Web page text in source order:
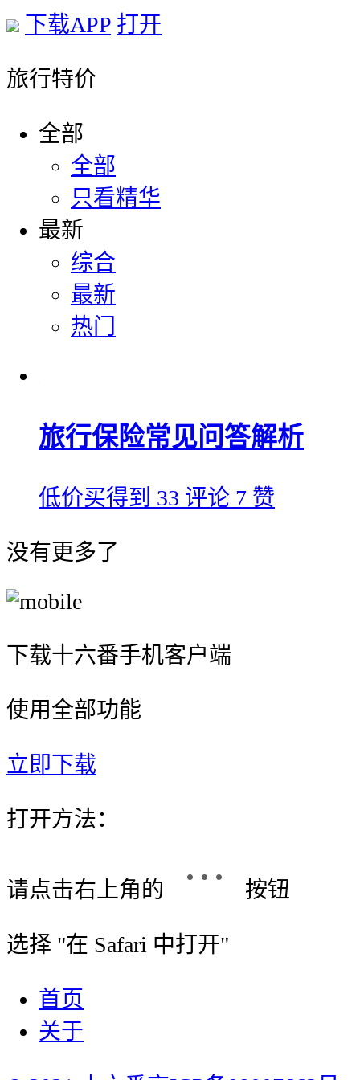
下载APP 打开
旅行特价
全部
全部
只看精华
最新
综合
最新
热门
旅行保险常见问答解析
低价买得到 33 评论 7 赞
没有更多了
下载十六番手机客户端
使用全部功能
立即下载
打开方法：
请点击右上角的 按钮
选择 "在 Safari 中打开"
首页
关于